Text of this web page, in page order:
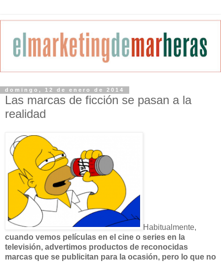
domingo, 12 de enero de 2014
Las marcas de ficción se pasan a la
realidad
Habitualmente,
cuando vemos películas en el cine o series en la
televisión, advertimos productos de reconocidas
marcas que se publicitan para la ocasión, pero lo que no